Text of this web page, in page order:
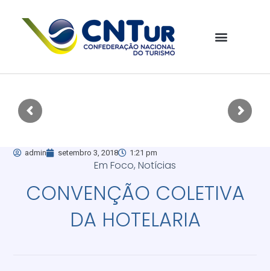
admin setembro 3, 2018 1:21 pm
Em Foco, Notícias
CONVENÇÃO COLETIVA
DA HOTELARIA